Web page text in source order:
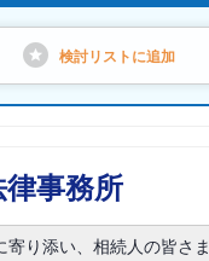
検討リストに追加
事務所
寄り添い、相続人の皆さ